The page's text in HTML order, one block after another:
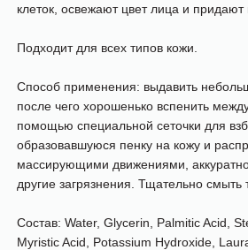
клеток, освежают цвет лица и придают
Подходит для всех типов кожи.
Способ применения: выдавить
после чего хорошенько вспенить
помощью специальной сеточки для
образовавшуюся пенку на кожу и
массирующими движениями,
другие загрязнения. Тщательно смыть
Состав: Water, Glycerin, Palmitic Acid,
Myristic Acid, Potassium Hydroxide,